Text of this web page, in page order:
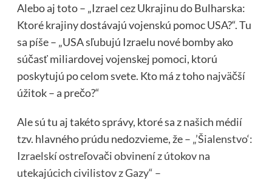
Alebo aj toto – „Izrael cez Ukrajinu do Bulharska:
Ktoré krajiny dostávajú vojenskú pomoc USA?“. Tu
sa píše – „USA sľubujú Izraelu nové bomby ako
súčasť miliardovej vojenskej pomoci, ktorú
poskytujú po celom svete. Kto má z toho najväčší
úžitok – a prečo?“
Ale sú tu aj takéto správy, ktoré sa z našich médií
tzv. hlavného prúdu nedozvieme, že – „’Šialenstvo‘:
Izraelskí ostreľovači obvinení z útokov na
utekajúcich civilistov z Gazy“ –